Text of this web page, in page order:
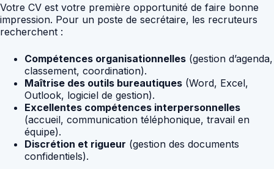
Votre CV est votre première opportunité de faire bonne
impression. Pour un poste de secrétaire, les recruteurs
recherchent :
Compétences organisationnelles (gestion d’agenda,
classement, coordination).
Maîtrise des outils bureautiques (Word, Excel,
Outlook, logiciel de gestion).
Excellentes compétences interpersonnelles
(accueil, communication téléphonique, travail en
équipe).
Discrétion et rigueur (gestion des documents
confidentiels).